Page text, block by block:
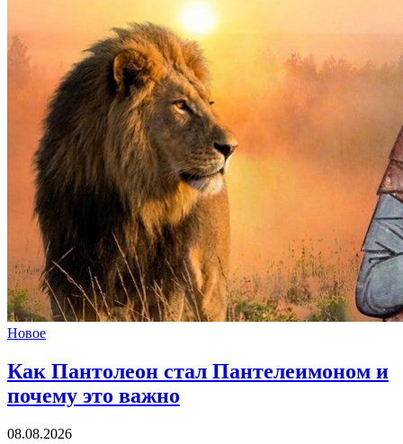
Новое
Как Пантолеон стал Пантелеимоном и
почему это важно
08.08.2026